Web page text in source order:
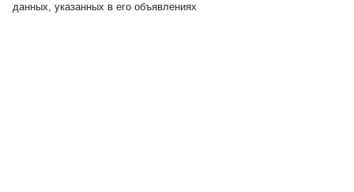
данных, указанных в его объявлениях